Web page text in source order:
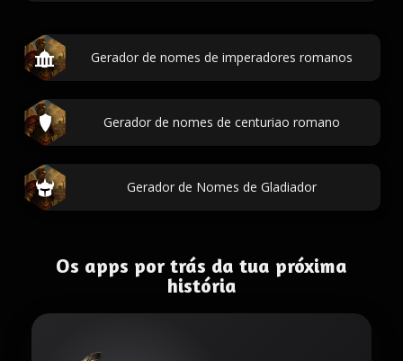
Gerador de nomes de imperadores romanos
Gerador de nomes de centuriao romano
Gerador de Nomes de Gladiador
Os apps por trás da tua próxima
história